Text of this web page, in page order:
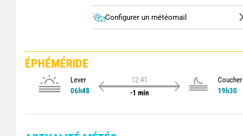
Configurer un météomail
ÉPHÉMÉRIDE
Lever
06h48
12:41
-1 min
Coucher
19h30